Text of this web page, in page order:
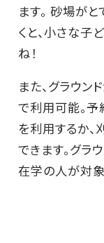
ます。 砂場が
くと、小さな子
ね！
また、グラウン
で利用可能。予
を利用するか
できます。グラ
在学の人が対象